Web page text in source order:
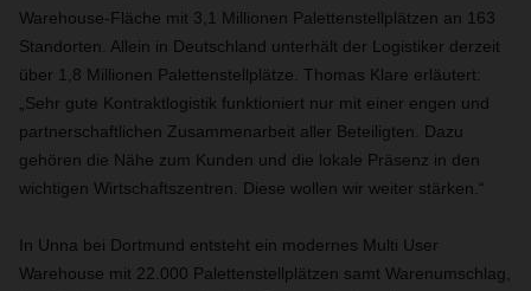
Warehouse-Fläche mit 3,1 Millionen Palettenstellplätzen an 163
Standorten. Allein in Deutschland unterhält der Logistiker derzeit
über 1,8 Millionen Palettenstellplätze. Thomas Klare erläutert:
„Sehr gute Kontraktlogistik funktioniert nur mit einer engen und
partnerschaftlichen Zusammenarbeit aller Beteiligten. Dazu
gehören die Nähe zum Kunden und die lokale Präsenz in den
wichtigen Wirtschaftszentren. Diese wollen wir weiter stärken.“
In Unna bei Dortmund entsteht ein modernes Multi User
Warehouse mit 22.000 Palettenstellplätzen samt Warenumschlag,